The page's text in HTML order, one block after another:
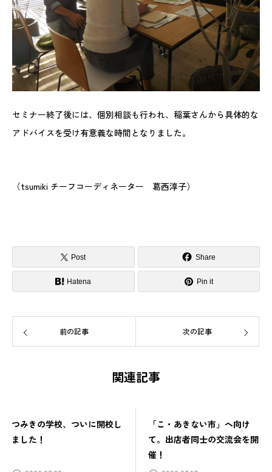
セミナー終了後には、個別相談も行われ、稲葉さんから具体的な
アドバイスを受け有意義な時間となりました。
（tsumiki チーフコーディネーター 葛西淳子）
Post Share
Hatena Pin it
前の記事 次の記事
関連記事
「こ・あきない市」へ向け
て。出店者同士の交流会を開
地元の魅力を堪能－「つみ
き おいしい旅」レポート